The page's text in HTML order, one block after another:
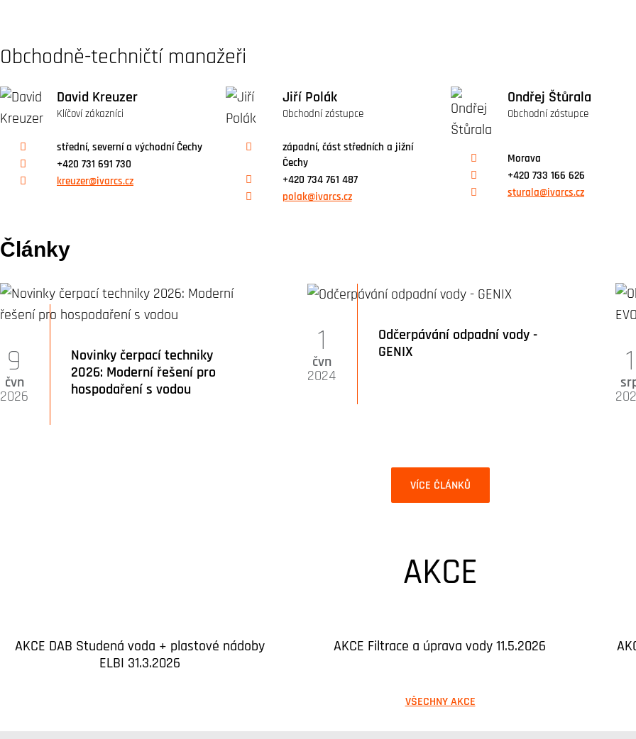
Obchodně-techničtí manažeři
David Kreuzer
Klíčoví zákazníci
střední, severní a východní Čechy
+420 731 691 730
kreuzer@ivarcs.cz
Jiří Polák
Obchodní zástupce
západní, část středních a jižní
Čechy
+420 734 761 487
polak@ivarcs.cz
Ondřej Štůrala
Obchodní zástupce
Morava
+420 733 166 626
sturala@ivarcs.cz
Články
Novinky čerpací techniky
2026: Moderní řešení pro
hospodaření s vodou
9
čvn
2026
Odčerpávání odpadní vody -
GENIX
1
čvn
2024
1
VÍCE ČLÁNKŮ
AKCE
AKCE DAB Studená voda + plastové nádoby
ELBI 31.3.2026
AKCE Filtrace a úprava vody 11.5.2026
VŠECHNY AKCE